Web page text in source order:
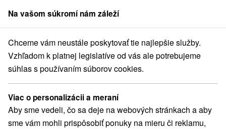
člen skupinySorger
Lúčky Víkendový wellness pobyt pre pracovne zaneprázdnených
Víkendový wellness pobyt pre
pracovne zaneprázdnených
Dependance Diana★ ★ ★
Kúpele Lúčky
Lúčky
Na vašom súkromí nám záleží
Chceme vám neustále poskytovať tie najlepšie služby.
Vzhľadom k platnej legislatíve od vás ale potrebujeme
súhlas s používaním súborov cookies.
Viac o personalizácii a meraní
Aby sme vedeli, čo sa deje na webových stránkach a aby
sme vám mohli prispôsobiť ponuky na mieru či reklamu,